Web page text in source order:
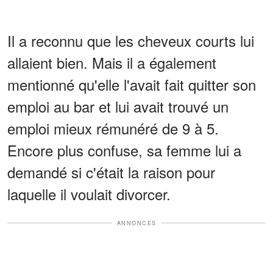
Il a reconnu que les cheveux courts lui
allaient bien. Mais il a également
mentionné qu'elle l'avait fait quitter son
emploi au bar et lui avait trouvé un
emploi mieux rémunéré de 9 à 5.
Encore plus confuse, sa femme lui a
demandé si c'était la raison pour
laquelle il voulait divorcer.
ANNONCES